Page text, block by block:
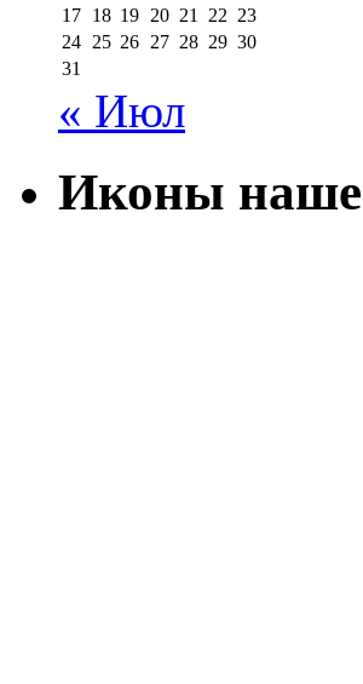
17 18 19 20 21 22 23
24 25 26 27 28 29 30
31
« Июл
Иконы